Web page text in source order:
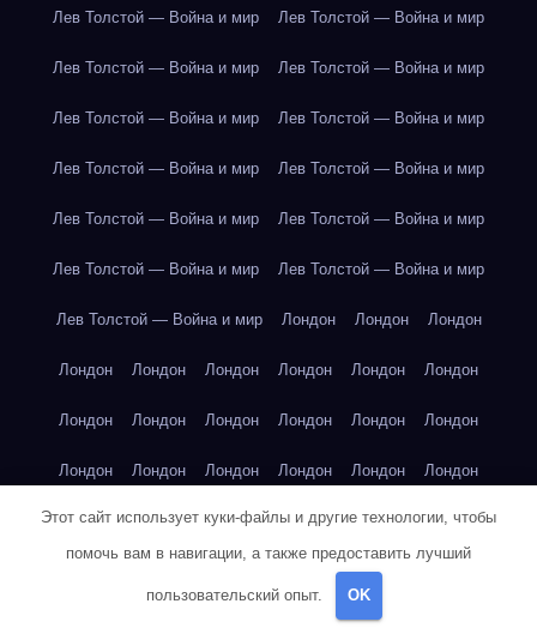
Лев Толстой — Война и мир Лев Толстой — Война и мир
Лев Толстой — Война и мир Лев Толстой — Война и мир
Лев Толстой — Война и мир Лев Толстой — Война и мир
Лев Толстой — Война и мир Лев Толстой — Война и мир
Лев Толстой — Война и мир Лев Толстой — Война и мир
Лев Толстой — Война и мир Лев Толстой — Война и мир
Лев Толстой — Война и мир Лондон Лондон Лондон
Лондон Лондон Лондон Лондон Лондон Лондон
Лондон Лондон Лондон Лондон Лондон Лондон
Лондон Лондон Лондон Лондон Лондон Лондон
Лондон Лондон Лондон Лондон Лос-Анджелес
Лос-Анджелес
Лос-Анджелес
Этот сайт использует куки-файлы и другие технологии, чтобы
помочь вам в навигации, а также предоставить лучший
пользовательский опыт. OK